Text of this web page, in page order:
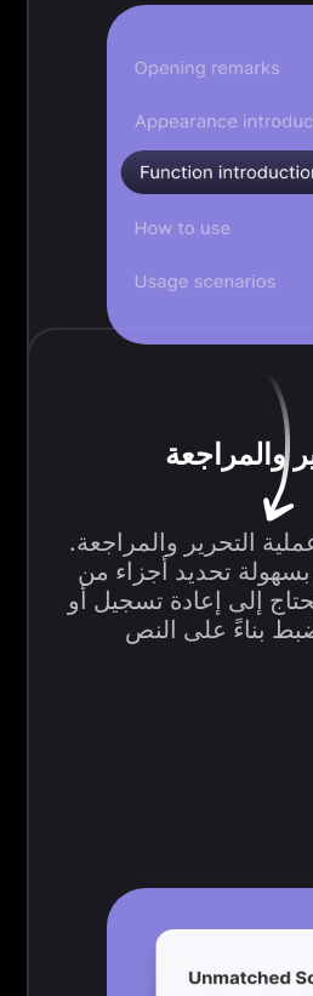
والمراجعة
التحرير والمراجعة.
تحديد أجزاء من
إلى إعادة تسجيل أو